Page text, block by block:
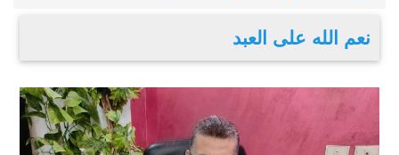
نعم الله على العبد